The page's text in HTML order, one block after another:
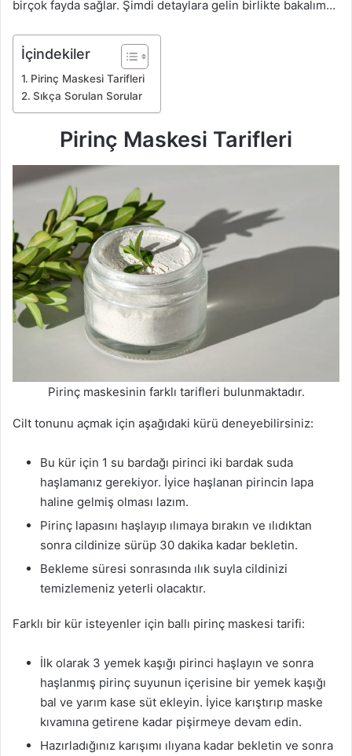
birçok fayda sağlar. Şimdi detaylara gelin birlikte bakalım…
İçindekiler
Pirinç Maskesi Tarifleri
Sıkça Sorulan Sorular
Pirinç Maskesi Tarifleri
Pirinç maskesinin farklı tarifleri bulunmaktadır.
Cilt tonunu açmak için aşağıdaki kürü deneyebilirsiniz:
Bu kür için 1 su bardağı pirinci iki bardak suda
haşlamanız gerekiyor. İyice haşlanan pirincin lapa
haline gelmiş olması lazım.
Pirinç lapasını haşlayıp ılımaya bırakın ve ılıdıktan
sonra cildinize sürüp 30 dakika kadar bekletin.
Bekleme süresi sonrasında ılık suyla cildinizi
temizlemeniz yeterli olacaktır.
Farklı bir kür isteyenler için ballı pirinç maskesi tarifi:
İlk olarak 3 yemek kaşığı pirinci haşlayın ve sonra
haşlanmış pirinç suyunun içerisine bir yemek kaşığı
bal ve yarım kase süt ekleyin. İyice karıştırıp maske
kıvamına getirene kadar pişirmeye devam edin.
Hazırladığınız karışımı ılıyana kadar bekletin ve sonra